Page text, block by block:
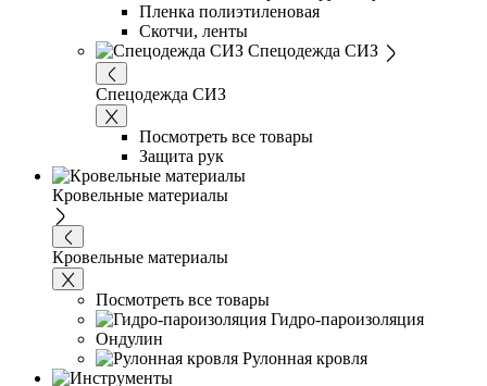
Пленка полиэтиленовая
Скотчи, ленты
Спецодежда СИЗ
Спецодежда СИЗ
Посмотреть все товары
Защита рук
Кровельные материалы
Кровельные материалы
Посмотреть все товары
Гидро-пароизоляция
Ондулин
Рулонная кровля